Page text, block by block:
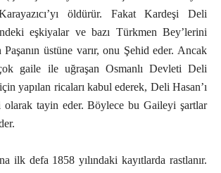
öldürür. Fakat Kardeşi Deli
eşkiyalar ve bazı Türkmen Bey’lerini
üstüne varır, onu Şehid eder. Ancak
gaile ile uğraşan Osmanlı Devleti Deli
yapılan ricaları kabul ederek, Deli Hasan’ı
olarak tayin eder. Böylece bu Gaileyi şartlar
defa 1858 yılındaki kayıtlarda rastlanır.